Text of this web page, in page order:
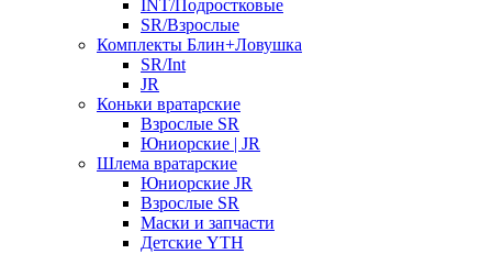
INT/Подростковые
SR/Взрослые
Комплекты Блин+Ловушка
SR/Int
JR
Коньки вратарские
Взрослые SR
Юниорские | JR
Шлема вратарские
Юниорские JR
Взрослые SR
Маски и запчасти
Детские YTH